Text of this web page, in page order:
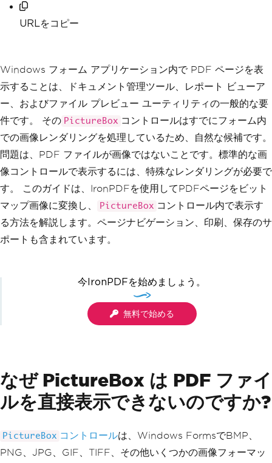
URLをコピー
Windows フォーム アプリケーション内で PDF ページを表
示することは、ドキュメント管理ツール、レポート ビューア
ー、およびファイル プレビュー ユーティリティの一般的な要
件です。 その PictureBox コントロールはすでにフォーム内
での画像レンダリングを処理しているため、自然な候補です。
問題は、PDF ファイルが画像ではないことです。標準的な画
像コントロールで表示するには、特殊なレンダリングが必要で
す。 このガイドは、IronPDFを使用してPDFページをビット
マップ画像に変換し、
PictureBox コントロール内で表示す
る方法を解説します。ページナビゲーション、印刷、保存のサ
ポートも含まれています。
今IronPDFを始めましょう。
無料で始める
なぜ PictureBox は PDF ファイ
ルを直接表示できないのですか?
PictureBox コントロールは、Windows FormsでBMP、
PNG、JPG、GIF、TIFF、その他いくつかの画像フォーマッ